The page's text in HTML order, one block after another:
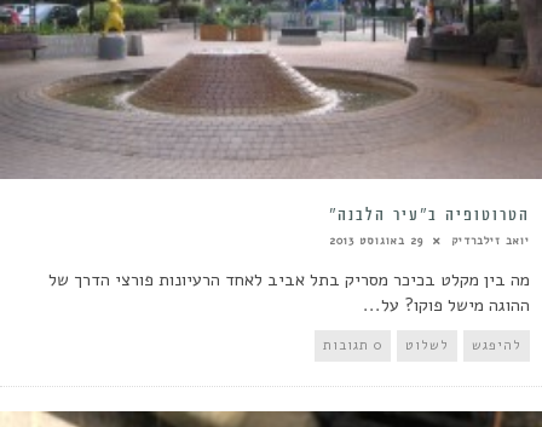
הטרוטופיה ב”עיר הלבנה”
יואב זילברדיק 29 באוגוסט 2013
מה בין מקלט בכיכר מסריק בתל אביב לאחד הרעיונות פורצי הדרך של
ההוגה מישל פוקו? על...
להיפגש לשלוט 0 תגובות